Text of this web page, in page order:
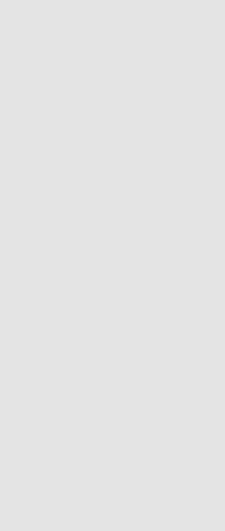
BOATOS